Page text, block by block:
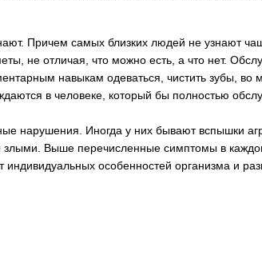
Причем самых близких людей не узнают
не отличая, что можно есть, а что нет.
навыкам одеваться, чистить зубы, во
в человеке, который бы полностью
нарушения. Иногда у них бывают вспышки
злыми. Выше перечисленные симптомы в
особенностей организма и